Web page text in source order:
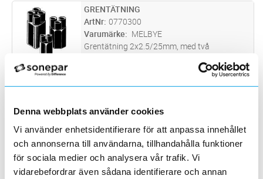
Denna webbplats använder cookies
Vi använder enhetsidentifierare för att anpassa innehållet
och annonserna till användarna, tillhandahålla funktioner
för sociala medier och analysera vår trafik. Vi
vidarebefordrar även sådana identifierare och annan
ST Lägg i kundvagn
GRENTÄTNING
ArtNr 0770300
Varumärke
MELBYE
Grentätning 2x2.5/25mm, med två
ArtNr 0770301
Grentätning 2x35/150mm, med två
förgreningar för tätningar på pappers- och
plastisolerade kablar.
ST Lägg i kundvagn
GRENTÄTNING
ArtNr
0770302
Varumärke MELBYE
Grentätning 3x1.5/16mm, med två